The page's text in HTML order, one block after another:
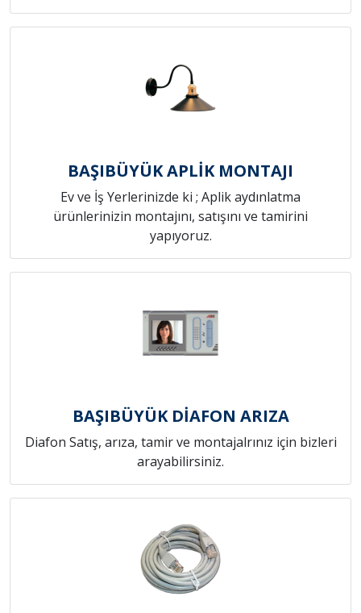
BAŞIBÜYÜK APLİK MONTAJI
Ev ve İş Yerlerinizde ki ; Aplik aydınlatma
ürünlerinizin montajını, satışını ve tamirini
yapıyoruz.
BAŞIBÜYÜK DİAFON ARIZA
Diafon Satış, arıza, tamir ve montajalrınız için bizleri
arayabilirsiniz.